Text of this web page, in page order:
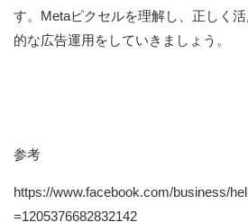
す。Metaピクセルを理解し、正しく
的な広告運用をしていきましょう。
参考
https://www.facebook.com/business/
=1205376682832142